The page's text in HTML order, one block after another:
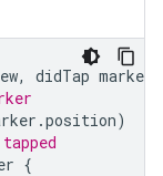
, didTap marker
.position)
{